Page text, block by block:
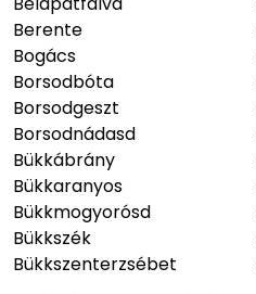
Berente
Bogács
Borsodbóta
Borsodgeszt
Borsodnádasd
Bükkábrány
Bükkaranyos
Bükkmogyorósd
Bükkszék
Bükkszenterzsébet